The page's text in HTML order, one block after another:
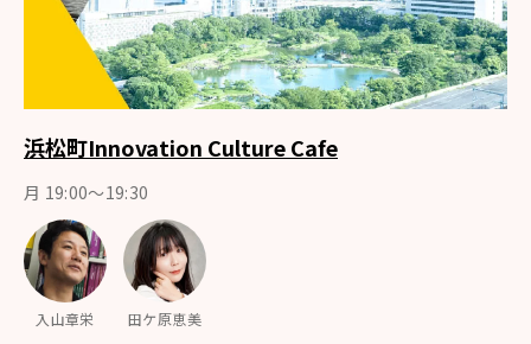
浜松町Innovation Culture Cafe
月 19:00～19:30
入山章栄 田ケ原恵美